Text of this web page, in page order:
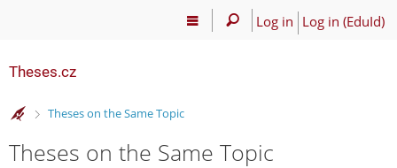
Log in Log in (EduId)
Theses.cz
>
Theses on the Same Topic
Theses on the Same Topic